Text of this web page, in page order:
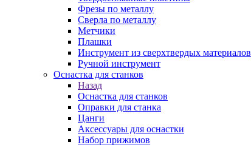
Фрезы по металлу
Сверла по металлу
Метчики
Плашки
Инструмент из сверхтвердых материалов
Ручной инструмент
Оснастка для станков
Назад
Оснастка для станков
Оправки для станка
Цанги
Аксессуары для оснастки
Набор прижимов